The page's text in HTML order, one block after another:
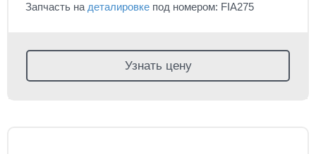
Запчасть на деталировке под номером: FIA275
Узнать цену